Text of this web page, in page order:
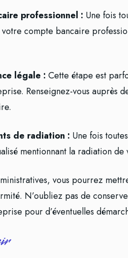
professionnel : Une fois
compte bancaire
légale : Cette étape est
Renseignez-vous auprès
de radiation : Une fois
mentionnant la radiation
vous pourrez
N’oubliez pas de
pour d’éventuelles